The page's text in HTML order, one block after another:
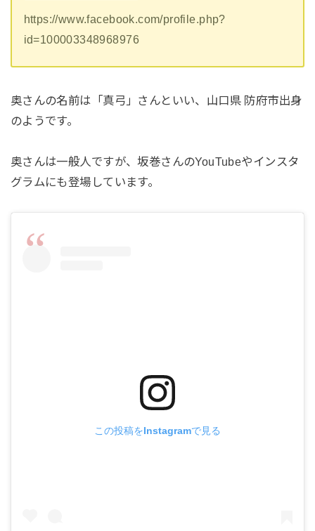
https://www.facebook.com/profile.php?
id=100003348968976
奥さんの名前は「真弓」さんといい、山口県 防府市出身
のようです。
奥さんは一般人ですが、坂巻さんのYouTubeやインスタ
グラムにも登場しています。
この投稿をInstagramで見る